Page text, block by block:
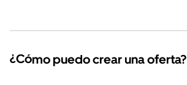
¿Cómo puedo crear una oferta?